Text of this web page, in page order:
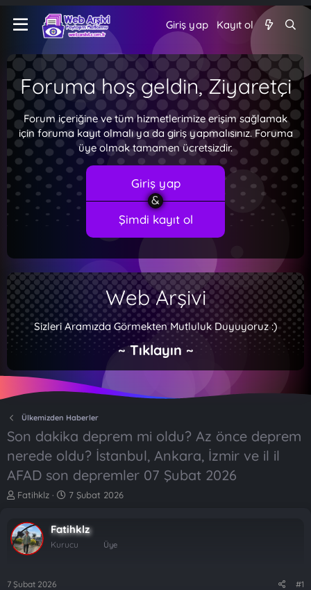
Giriş yap Kayıt ol
Foruma hoş geldin, Ziyaretçi
Forum içeriğine ve tüm hizmetlerimize erişim sağlamak
için foruma kayıt olmalı ya da giriş yapmalısınız. Foruma
üye olmak tamamen ücretsizdir.
Giriş yap
Şimdi kayıt ol
Web Arşivi
Sizleri Aramızda Görmekten Mutluluk Duyuyoruz :)
~ Tıklayın ~
Ülkemizden Haberler
Son dakika deprem mi oldu? Az önce deprem
nerede oldu? İstanbul, Ankara, İzmir ve il il
AFAD son depremler 07 Şubat 2026
K
b
u
y
b
Fatihklz
B
l
a
7 Şubat 2026
Fatihklz
Kurucu Üye
7 Şubat 2026 #1